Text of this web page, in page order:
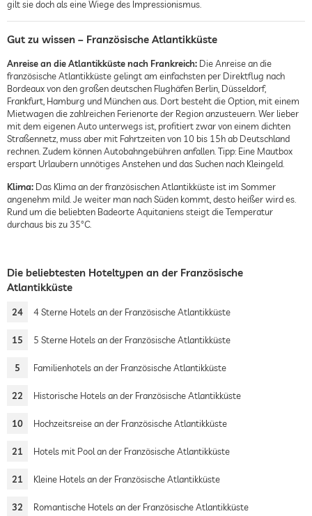
gilt sie doch als eine Wiege des Impressionismus.
Gut zu wissen – Französische Atlantikküste
Anreise an die Atlantikküste nach Frankreich: Die Anreise an die
französische Atlantikküste gelingt am einfachsten per Direktflug nach
Bordeaux von den großen deutschen Flughäfen Berlin, Düsseldorf,
Frankfurt, Hamburg und München aus. Dort besteht die Option, mit einem
Mietwagen die zahlreichen Ferienorte der Region anzusteuern. Wer lieber
mit dem eigenen Auto unterwegs ist, profitiert zwar von einem dichten
Straßennetz, muss aber mit Fahrtzeiten von 10 bis 15h ab Deutschland
rechnen. Zudem können Autobahngebühren anfallen. Tipp: Eine Mautbox
erspart Urlaubern unnötiges Anstehen und das Suchen nach Kleingeld.
Klima: Das Klima an der französischen Atlantikküste ist im Sommer
angenehm mild. Je weiter man nach Süden kommt, desto heißer wird es.
Rund um die beliebten Badeorte Aquitaniens steigt die Temperatur
durchaus bis zu 35°C.
Die beliebtesten Hoteltypen an der Französische
Atlantikküste
24 4 Sterne Hotels an der Französische Atlantikküste
15 5 Sterne Hotels an der Französische Atlantikküste
5 Familienhotels an der Französische Atlantikküste
22 Historische Hotels an der Französische Atlantikküste
10 Hochzeitsreise an der Französische Atlantikküste
21 Hotels mit Pool an der Französische Atlantikküste
21 Kleine Hotels an der Französische Atlantikküste
32 Romantische Hotels an der Französische Atlantikküste